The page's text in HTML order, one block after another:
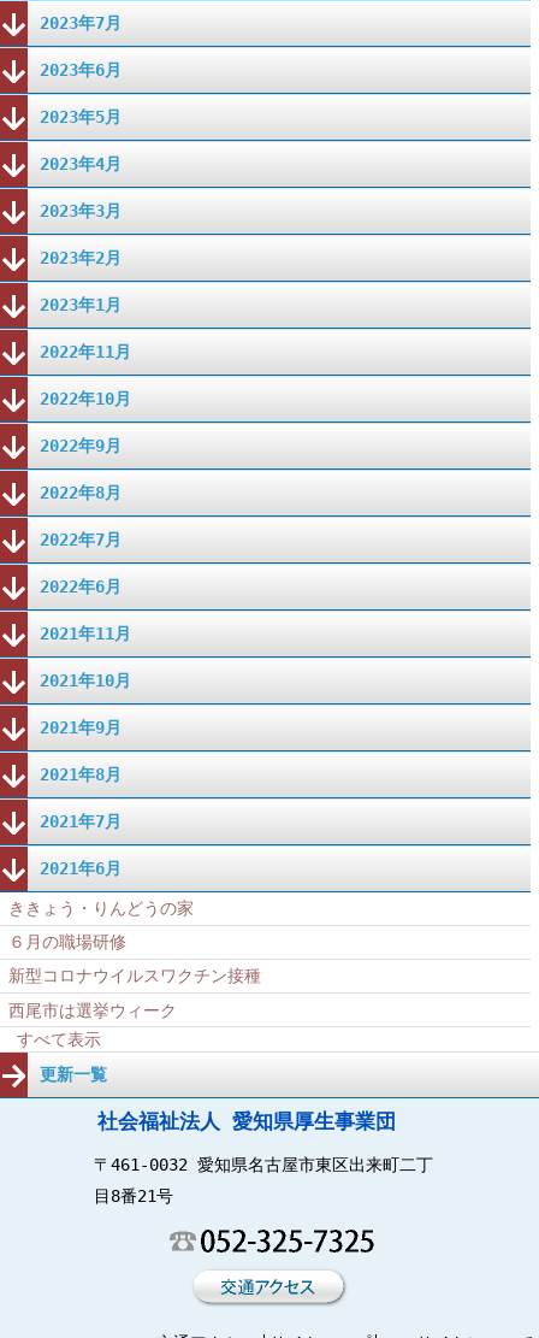
2023年7月
2023年6月
2023年5月
2023年4月
2023年3月
2023年2月
2023年1月
2022年11月
2022年10月
2022年9月
2022年8月
2022年7月
2022年6月
2021年11月
2021年10月
2021年9月
2021年8月
2021年7月
2021年6月
ききょう・りんどうの家
６月の職場研修
新型コロナウイルスワクチン接種
西尾市は選挙ウィーク
すべて表示
更新一覧
社会福祉法人 愛知県厚生事業団
〒461-0032 愛知県名古屋市東区出来町二丁
目8番21号